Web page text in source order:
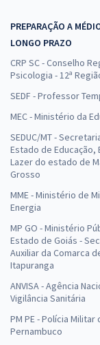
PREPARAÇÃO A
LONGO PRAZO
CRP SC - Conselho
Psicologia - 12ª
SEDF - Professor
MEC - Ministério da
SEDUC/MT -
Estado de Educação,
Lazer do estado de
Grosso
MME - Ministério de
Energia
MP GO - Ministério
Estado de Goiás -
Auxiliar da Comarca
Itapuranga
ANVISA - Agência
Vigilância Sanitária
PM PE - Polícia Militar
Pernambuco